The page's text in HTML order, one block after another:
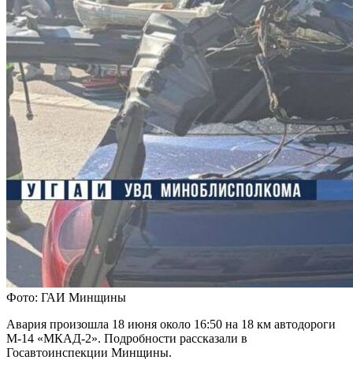
Фото: ГАИ Минщины
Авария произошла 18 июня около 16:50 на 18 км автодороги
М-14 «МКАД-2». Подробности рассказали в
Госавтоинспекции Минщины.